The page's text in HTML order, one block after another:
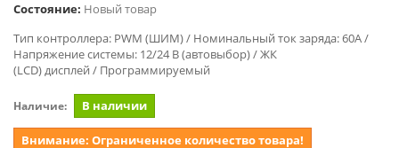
Состояние: Новый товар
Тип контроллера: PWM (ШИМ) / Номинальный ток заряда: 60А /
Напряжение системы: 12/24 В (автовыбор) / ЖК
(LCD) дисплей / Программируемый
Наличие: В наличии
Внимание: Ограниченное количество товара!